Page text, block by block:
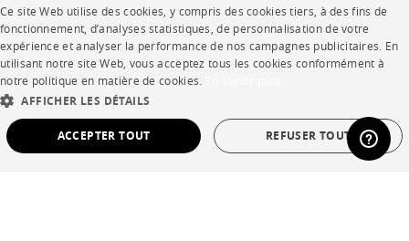
SHOP
Points de vente
Garanties et SAV
FRENCH
ENGLISH
SPANISH
Ce site Web utilise des cookies, y compris des cookies tiers, à des fins de
fonctionnement, d’analyses statistiques, de personnalisation de votre
expérience et analyser la performance de nos campagnes publicitaires. En
utilisant notre site Web, vous acceptez tous les cookies conformément à
notre politique en matière de cookies.
AFFICHER LES DÉTAILS
ACCEPTER TOUT REFUSER TOUT